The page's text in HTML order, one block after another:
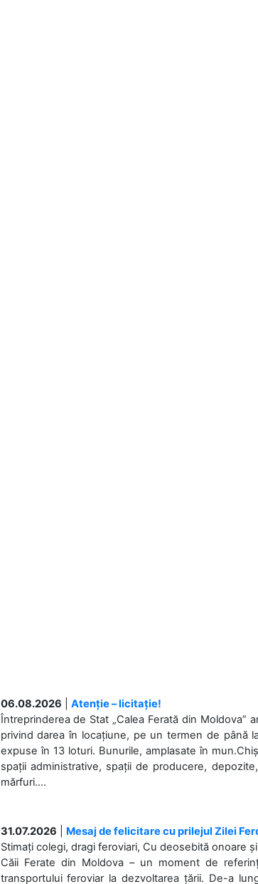
06.08.2026
Atenție – licitație!
Întreprinderea de Stat „Calea Ferată din Moldova”
privind darea în locațiune, pe un termen de până
expuse în 13 loturi. Bunurile, amplasate în
spații administrative, spații de producere,
mărfuri....
31.07.2026
Mesaj de felicitare cu prilejul Zilei
Stimați colegi, dragi feroviari, Cu deosebită onoare
Căii Ferate din Moldova – un moment de
transportului feroviar la dezvoltarea țării. De-a